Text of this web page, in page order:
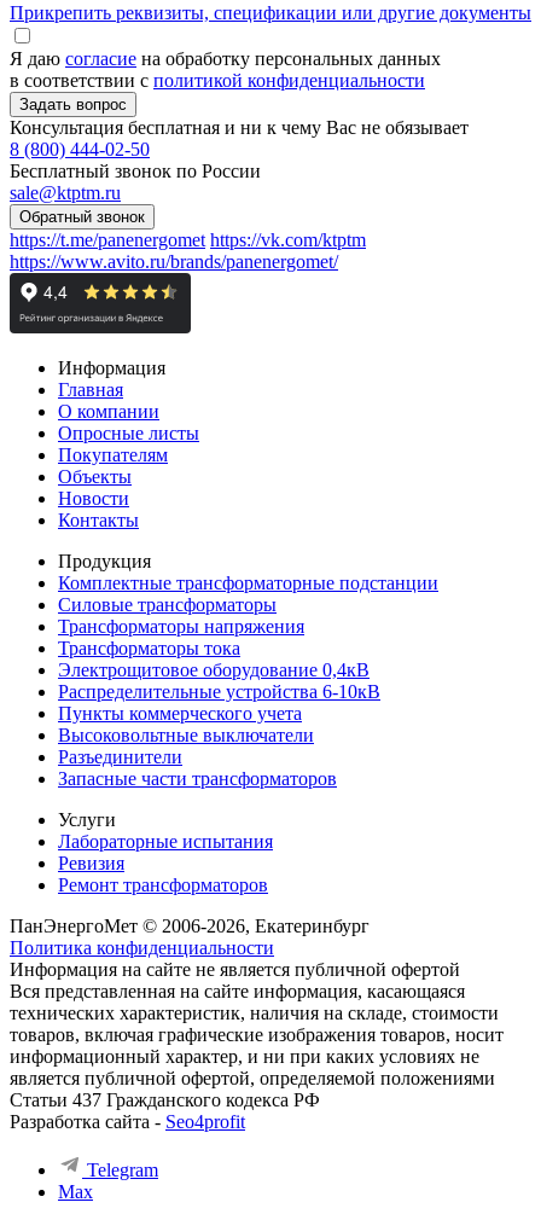
Прикрепить реквизиты, спецификации или другие документы
Я даю согласие на обработку персональных данных
в соответствии с политикой конфиденциальности
Консультация бесплатная и ни к чему Вас не обязывает
8 (800) 444-02-50
Бесплатный звонок по России
sale@ktptm.ru
https://t.me/panenergomet https://vk.com/ktptm
https://www.avito.ru/brands/panenergomet/
Информация
Главная
О компании
Опросные листы
Покупателям
Объекты
Новости
Контакты
Продукция
Комплектные трансформаторные подстанции
Силовые трансформаторы
Трансформаторы напряжения
Трансформаторы тока
Электрощитовое оборудование 0,4кВ
Распределительные устройства 6-10кВ
Пункты коммерческого учета
Высоковольтные выключатели
Разъединители
Запасные части трансформаторов
Услуги
Лабораторные испытания
Ревизия
Ремонт трансформаторов
ПанЭнергоМет © 2006-2026, Екатеринбург
Политика конфиденциальности
Информация на сайте не является публичной офертой
Вся представленная на сайте информация, касающаяся
технических характеристик, наличия на складе, стоимости
товаров, включая графические изображения товаров, носит
информационный характер, и ни при каких условиях не
является публичной офертой, определяемой положениями
Статьи 437 Гражданского кодекса РФ
Разработка сайта - Seo4profit
Telegram
Max